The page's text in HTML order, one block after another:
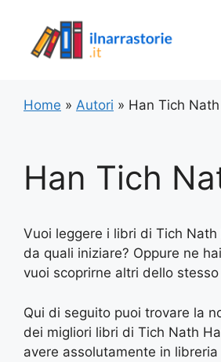
contenuto
Home » Autori » Han Tich Nath
Han Tich
Vuoi leggere i libri di Tich Nath
da quali iniziare? Oppure ne
vuoi scoprirne altri dello
Qui di seguito puoi trovare la
dei migliori libri di Tich Nath
avere assolutamente in